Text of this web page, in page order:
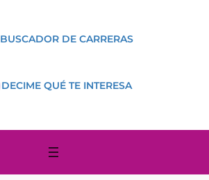
BUSCADOR DE CARRERAS
DECIME QUÉ TE INTERESA